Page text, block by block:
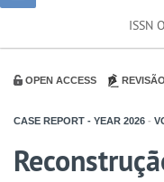
ISSN
OPEN ACCESS
CASE REPORT - YEAR 2026 -